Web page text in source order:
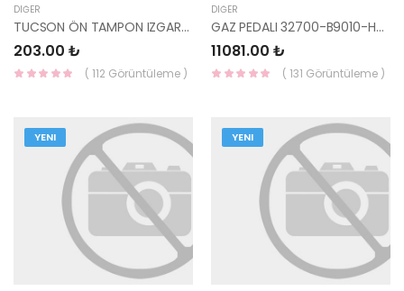
DIĞER
TUCSON ÖN TAMPON IZGARASI SOL 86565-2E000-HMC
203.00 ₺
( 112 Görüntüleme )
DIĞER
GAZ PEDALI 32700-B9010-HMC
11081.00 ₺
( 131 Görüntüleme )
YENI YENI